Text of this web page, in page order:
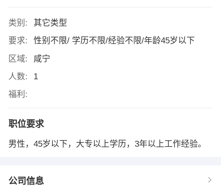
类别:
其它类型
要求:
性别不限/ 学历不限/经验不限/年龄45岁以下
区域:
咸宁
人数:
1
福利:
职位要求
男性，45岁以下，大专以上学历，3年以上工作经验。
公司信息